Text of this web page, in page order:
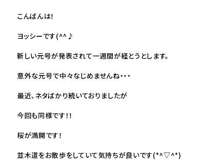
こんばんは！
ヨッシーです(^^♪
新しい元号が発表されて一週間が経とうとします。
意外な元号で中々なじめませんね・・・
最近、ネタばかり続いておりましたが
今回も同様です！！
桜が満開です！
並木道をお散歩をしていて気持ちが良いです(*^▽^*)